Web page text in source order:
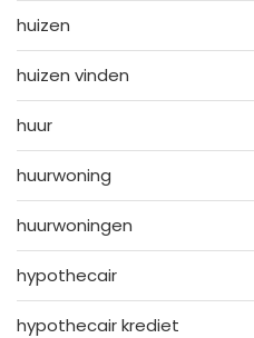
huizen
huizen vinden
huur
huurwoning
huurwoningen
hypothecair
hypothecair krediet